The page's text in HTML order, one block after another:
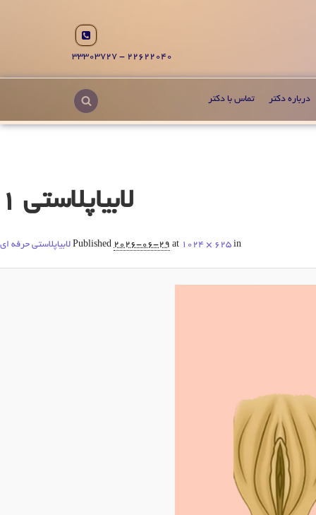
22622040 - 33303727
درباره دکتر تماس با دکتر
لابیاپلاستی 1
Published 2026-06-29 at 1024 × 625 in لابیاپلاستی حرفه ای